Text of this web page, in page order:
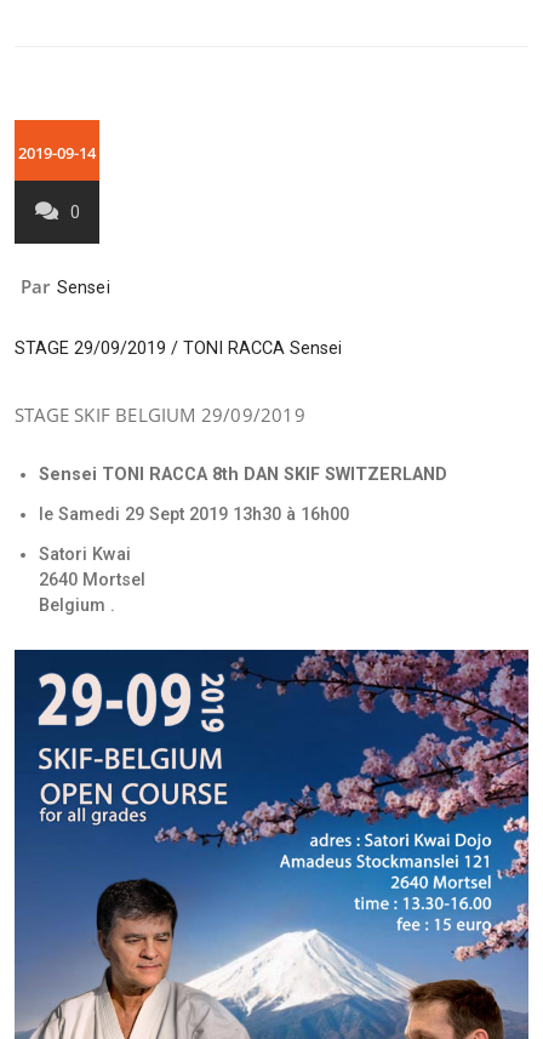
2019-09-14
0
Par Sensei
STAGE 29/09/2019 / TONI RACCA Sensei
STAGE SKIF BELGIUM 29/09/2019
Sensei TONI RACCA 8th DAN SKIF SWITZERLAND
le Samedi 29 Sept 2019 13h30 à 16h00
Satori Kwai
2640 Mortsel
Belgium .